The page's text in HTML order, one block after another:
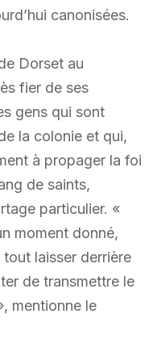
canonisées.
Dorset au
fier de ses
gens qui sont
la colonie et qui,
à propager la foi
de saints,
particulier. «
moment donné,
laisser derrière
de transmettre le
mentionne le